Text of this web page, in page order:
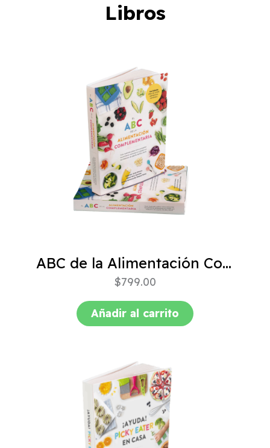
Libros
ABC de la Alimentación Complementaria 4ta edición
$799.00
Añadir al carrito